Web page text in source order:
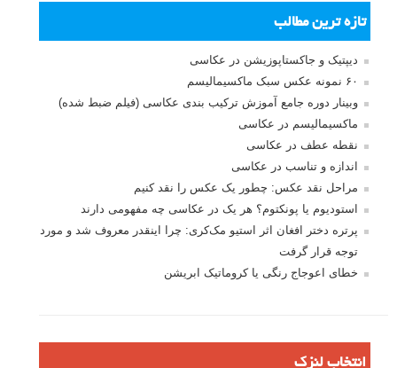
تازه ترین مطالب
دیپتیک و جاکستا‌پوزیشن در عکاسی
۶۰ نمونه عکس سبک ماکسیمالیسم
وبینار دوره جامع آموزش ترکیب بندی عکاسی (فیلم ضبط شده)
ماکسیمالیسم در عکاسی
نقطه عطف در عکاسی
اندازه و تناسب در عکاسی
مراحل نقد عکس: چطور یک عکس را نقد کنیم
استودیوم یا پونکتوم؟ هر یک در عکاسی چه مفهومی دارند
پرتره دختر افغان اثر استیو مک‌کری: چرا اینقدر معروف شد و مورد
توجه قرار گرفت
خطای اعوجاج رنگی یا کروماتیک ابریشن
انتخاب لنزک